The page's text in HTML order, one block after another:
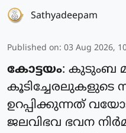
Sathyadeepam
Published on: 03 Aug 2026,
കോട്ടയം: കുടുംബ
കൂടിച്ചേരലുകളുടെ
ഉറപ്പിക്കുന്നത്
ജലവിഭവ ഭവന